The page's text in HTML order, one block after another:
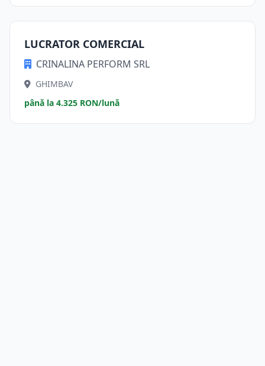
LUCRATOR COMERCIAL
CRINALINA PERFORM SRL
GHIMBAV
până la 4.325 RON/lună